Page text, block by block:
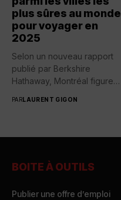
plus sûres au monde
pour voyager en
2025
Selon un nouveau rapport
publié par Berkshire
Hathaway, Montréal figure
PARLAURENT GIGON
BOITE À OUTILS
Publier une offre d’emploi